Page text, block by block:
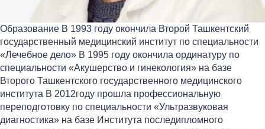
Образование В 1993 году окончила Второй Ташкентский
государственный медицинский институт по специальности
«Лечебное дело» В 1995 году окончила ординатуру по
специальности «Акушерство и гинекология» на базе
Второго Ташкентского государственного медицинского
института В 2012году прошла профессиональную
переподготовку по специальности «Ультразвуковая
диагностика» на базе Института последипломного